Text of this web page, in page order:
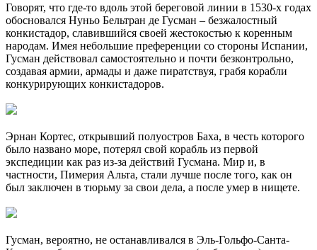
Говорят, что где-то вдоль этой береговой линии в 1530-х годах
обосновался Нуньо Бельтран де Гусман – безжалостный
конкистадор, славившийся своей жестокостью к коренным
народам. Имея небольшие преференции со стороны Испании,
Гусман действовал самостоятельно и почти безконтрольно,
создавая армии, армады и даже пиратствуя, грабя корабли
конкурирующих конкистадоров.
Эрнан Кортес, открывший полуостров Баха, в честь которого
было названо море, потерял свой корабль из первой
экспедиции как раз из-за действий Гусмана. Мир и, в
частности, Пимерия Альта, стали лучше после того, как он
был заключен в тюрьму за свои дела, а после умер в нищете.
Гусман, вероятно, не останавливался в Эль-Гольфо-Санта-